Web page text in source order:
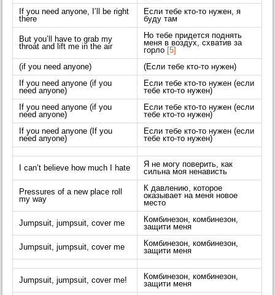
If you need anyone, I’ll be right
there
Если тебе кто-то нужен, я
буду там
But you’ll have to grab my
throat and lift me in the air
Но тебе придется поднять
меня в воздух, схватив за
горло [5]
(if you need anyone)
(Если тебе кто-то нужен)
If you need anyone (if you
need anyone)
Если тебе кто-то нужен (если
тебе кто-то нужен)
If you need anyone (if you
need anyone)
Если тебе кто-то нужен (если
тебе кто-то нужен)
If you need anyone (If you
need anyone)
Если тебе кто-то нужен (если
тебе кто-то нужен)
I can’t believe how much I hate
Я не могу поверить, как
сильна моя ненависть
Pressures of a new place roll
my way
К давлению, которое
оказывает на меня новое
место
Jumpsuit, jumpsuit, cover me
Комбинезон, комбинезон,
защити меня
Jumpsuit, jumpsuit, cover me
Комбинезон, комбинезон,
защити меня
Jumpsuit, jumpsuit, cover me!
Комбинезон, комбинезон,
защити меня